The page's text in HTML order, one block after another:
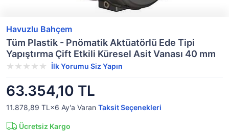
Havuzlu Bahçem
Tüm Plastik - Pnömatik Aktüatörlü Ede Tipi
Yapıştırma Çift Etkili Küresel Asit Vanası 40 mm
İlk Yorumu Siz Yapın
63.354,10 TL
11.878,89 TL×6 Ay'a Varan Taksit Seçenekleri
Ücretsiz Kargo